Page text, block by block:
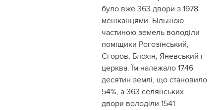
було вже 363 двори з 1978
мешканцями. Більшою
частиною земель володіли
поміщики Рогозінський,
Єгоров, Блохін, Яневський і
церква. Їм належало 1746
десятин землі, що становило
54%, а 363 селянських
двори володіли 1541